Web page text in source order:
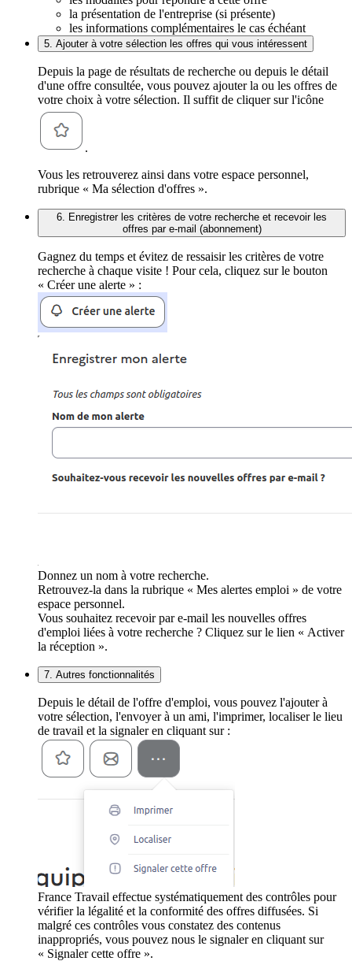
la présentation de l'entreprise (si présente)
les informations complémentaires le cas échéant
5. Ajouter à votre sélection les offres qui vous intéressent
Depuis la page de résultats de recherche ou depuis le détail
d'une offre consultée, vous pouvez ajouter la ou les offres de
votre choix à votre sélection. Il suffit de cliquer sur l'icône
.
Vous les retrouverez ainsi dans votre espace personnel,
rubrique « Ma sélection d'offres ».
6. Enregistrer les critères de votre recherche et recevoir les
offres par e-mail (abonnement)
Gagnez du temps et évitez de ressaisir les critères de votre
recherche à chaque visite ! Pour cela, cliquez sur le bouton
« Créer une alerte » :
Donnez un nom à votre recherche.
Retrouvez-la dans la rubrique « Mes alertes emploi » de votre
espace personnel.
Vous souhaitez recevoir par e-mail les nouvelles offres
d'emploi liées à votre recherche ? Cliquez sur le lien « Activer
la réception ».
7. Autres fonctionnalités
Depuis le détail de l'offre d'emploi, vous pouvez l'ajouter à
votre sélection, l'envoyer à un ami, l'imprimer, localiser le lieu
de travail et la signaler en cliquant sur :
France Travail effectue systématiquement des contrôles pour
vérifier la légalité et la conformité des offres diffusées. Si
malgré ces contrôles vous constatez des contenus
inappropriés, vous pouvez nous le signaler en cliquant sur
« Signaler cette offre ».